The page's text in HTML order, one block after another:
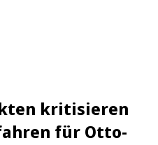
kritisieren
für Otto-